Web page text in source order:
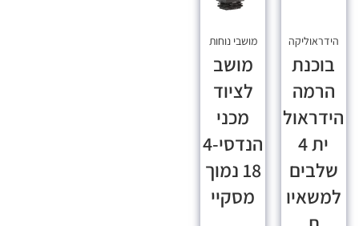
הידראוליקה
בוכנת
הרמה
הידראול
ית 4
שלבים
למשאיו
מושבי נוחות
מושב
לציוד
מכני
הנדסי-4
18 נמוך
מסקיי